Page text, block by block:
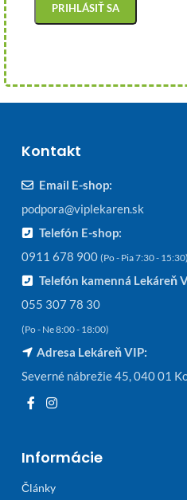
Kontakt
Email E-shop:
podpora@viplekaren.sk
Telefón E-shop:
0911 678 900 (Po - Pia 7:30 - 15:30)
Telefón kamenná Lekáreň
055 307 78 30
(Po - Ne 8:00 - 18:00)
Adresa Lekáreň VIP:
Severné nábrežie 45, 040 01
Informácie
Články